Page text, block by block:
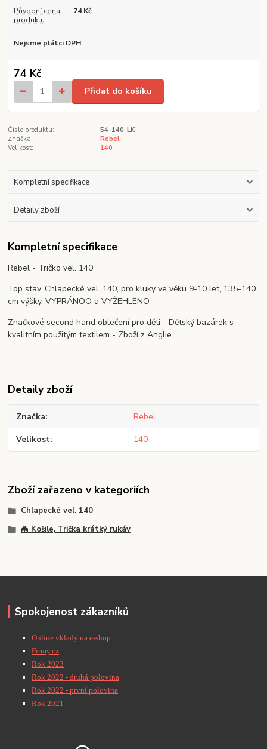
Původní cena
produktu
74 Kč
Nejsme plátci DPH
74 Kč
Přidat do košíku
Číslo produktu:
54-140-LK
Značka:
Rebel
Velikost:
140
Kompletní specifikace
Detaily zboží
Kompletní specifikace
Rebel - Tričko vel. 140
Top stav. Chlapecké vel. 140, pro kluky ve věku 9-10 let, 135-140
cm výšky. VYPRÁNOO a VYŽEHLENO
Značkové second hand oblečení pro děti - Dětský bazárek s
kvalitním použitým textilem - Zboží z Anglie
Detaily zboží
Značka Rebel
Velikost 140
Zboží zařazeno v kategoriích
Chlapecké vel. 140
🦇 Košile, Trička krátký rukáv
Spokojenost zákazníků
Online vklady na e-shop
Firmy.cz
Rok 2023
Rok 2022 - druhá polovina
Rok 2022 - první polovina
Rok 2021